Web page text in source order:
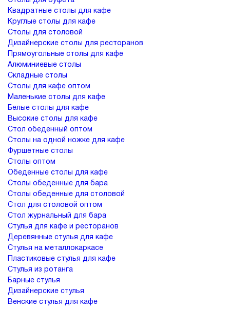
Квадратные столы для кафе
Круглые столы для кафе
Столы для столовой
Дизайнерские столы для ресторанов
Прямоугольные столы для кафе
Алюминиевые столы
Складные столы
Столы для кафе оптом
Маленькие столы для кафе
Белые столы для кафе
Высокие столы для кафе
Cтол обеденный оптом
Cтолы на одной ножке для кафе
Фуршетные столы
Столы оптом
Обеденные столы для кафе
Столы обеденные для бара
Столы обеденные для столовой
Стол для столовой оптом
Стол журнальный для бара
Стулья для кафе и ресторанов
Деревянные стулья для кафе
Стулья на металлокаркасе
Пластиковые стулья для кафе
Стулья из ротанга
Барные стулья
Дизайнерские стулья
Венские стулья для кафе